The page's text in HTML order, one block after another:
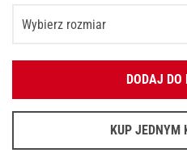
Wybierz rozmiar
XS
L
DODAJ DO
KUP JEDNYM
Kiedy czekać na e-mail -